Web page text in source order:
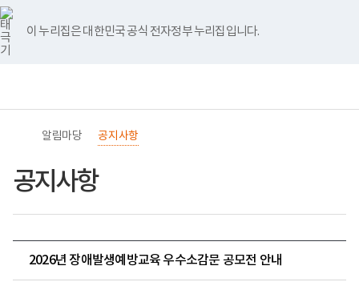
바
로
가
기
메
너
비
767px
이
하
이 누리집은 대한민국 공식 전자정부 누리집입니다.
영
검
메
홈
알림마당 공지사항
공지사항
2026년 장애발생예방교육 우수소감문 공모전 안내
유
튜
브
블
로
그
인
스
타
그
램
페
이
스
북